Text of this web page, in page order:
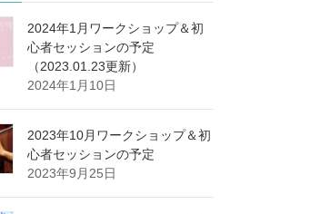
2024年1月ワークショップ＆初
心者セッションの予定
（2023.01.23更新）
2024年1月10日
2023年10月ワークショップ＆初
心者セッションの予定
2023年9月25日